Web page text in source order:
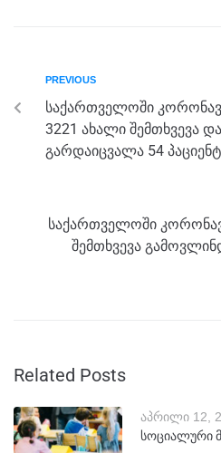
k
PREVIOUS
საქართველოში
3221 ახალი შემთხვევა
გარდაიცვალა 54
საქართველოში
შემთხვევა
Related Posts
აპრილი 12,
სოციალური